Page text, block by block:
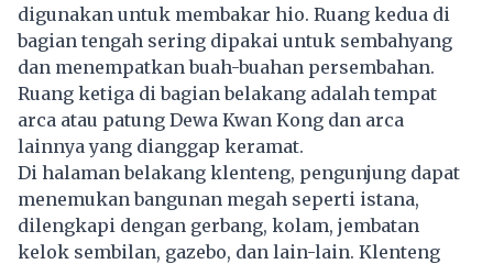
digunakan untuk membakar hio. Ruang kedua di
bagian tengah sering dipakai untuk sembahyang
dan menempatkan buah-buahan persembahan.
Ruang ketiga di bagian belakang adalah tempat
arca atau patung Dewa Kwan Kong dan arca
lainnya yang dianggap keramat.
Di halaman belakang klenteng, pengunjung dapat
menemukan bangunan megah seperti istana,
dilengkapi dengan gerbang, kolam, jembatan
kelok sembilan, gazebo, dan lain-lain. Klenteng